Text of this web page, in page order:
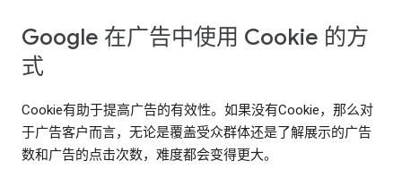
Google 在广告中使用 Cookie 的方
式
Cookie有助于提高广告的有效性。如果没有Cookie，那么对
于广告客户而言，无论是覆盖受众群体还是了解展示的广告
数和广告的点击次数，难度都会变得更大。